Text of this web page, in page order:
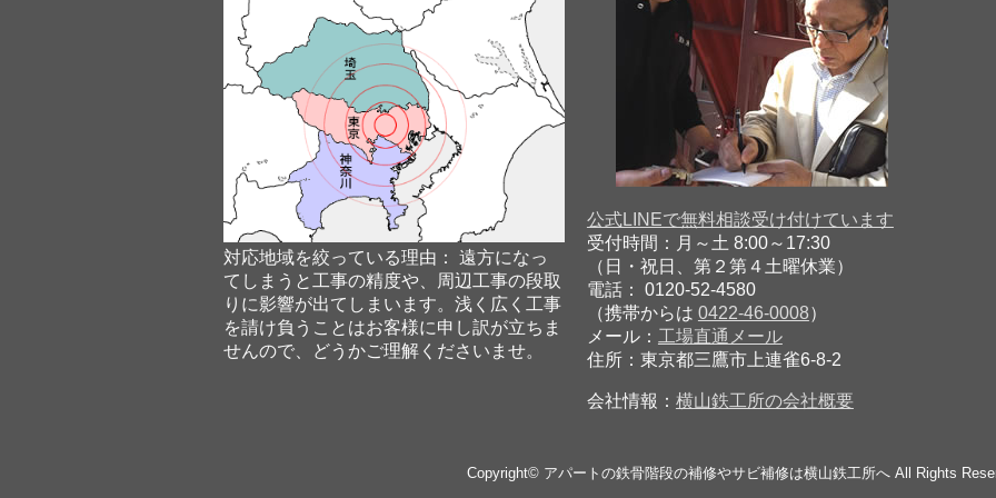
対応地域を絞っている理由： 遠方になっ
てしまうと工事の精度や、周辺工事の段取
りに影響が出てしまいます。浅く広く工事
を請け負うことはお客様に申し訳が立ちま
せんので、どうかご理解くださいませ。
公式LINEで無料相談受け付けています
受付時間：月～土 8:00～17:30
（日・祝日、第２第４土曜休業）
電話： 0120-52-4580
（携帯からは 0422-46-0008）
メール： 工場直通メール
住所：東京都三鷹市上連雀6-8-2
会社情報： 横山鉄工所の会社概要
Copyright© アパートの鉄骨階段の補修やサビ補修は横山鉄工所へ All Rights